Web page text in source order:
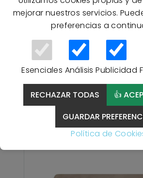
mejorar nuestros servicios.
preferencias a
Esenciales Análisis Publicidad
RECHAZAR TODAS
👍
GUARDAR
Política de
8 % Descuento
Alfombra Baño
Hotelera
3,50 €
3,80 €